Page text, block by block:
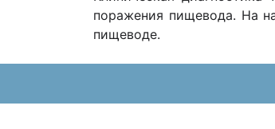
поражения пищевода. На
пищеводе.